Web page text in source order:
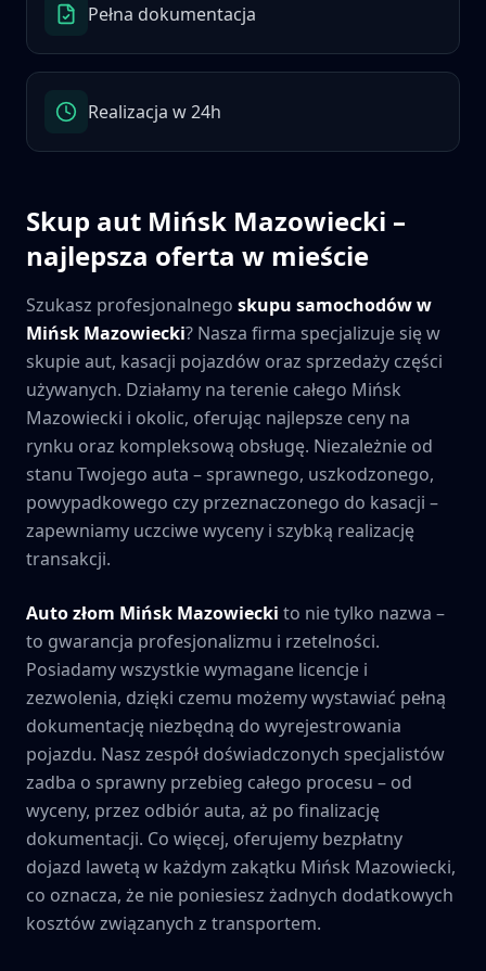
Pełna dokumentacja
Realizacja w 24h
Skup aut Mińsk Mazowiecki –
najlepsza oferta w mieście
Szukasz profesjonalnego skupu samochodów w
Mińsk Mazowiecki? Nasza firma specjalizuje się w
skupie aut, kasacji pojazdów oraz sprzedaży części
używanych. Działamy na terenie całego Mińsk
Mazowiecki i okolic, oferując najlepsze ceny na
rynku oraz kompleksową obsługę. Niezależnie od
stanu Twojego auta – sprawnego, uszkodzonego,
powypadkowego czy przeznaczonego do kasacji –
zapewniamy uczciwe wyceny i szybką realizację
transakcji.
Auto złom Mińsk Mazowiecki to nie tylko nazwa –
to gwarancja profesjonalizmu i rzetelności.
Posiadamy wszystkie wymagane licencje i
zezwolenia, dzięki czemu możemy wystawiać pełną
dokumentację niezbędną do wyrejestrowania
pojazdu. Nasz zespół doświadczonych specjalistów
zadba o sprawny przebieg całego procesu – od
wyceny, przez odbiór auta, aż po finalizację
dokumentacji. Co więcej, oferujemy bezpłatny
dojazd lawetą w każdym zakątku Mińsk Mazowiecki,
co oznacza, że nie poniesiesz żadnych dodatkowych
kosztów związanych z transportem.